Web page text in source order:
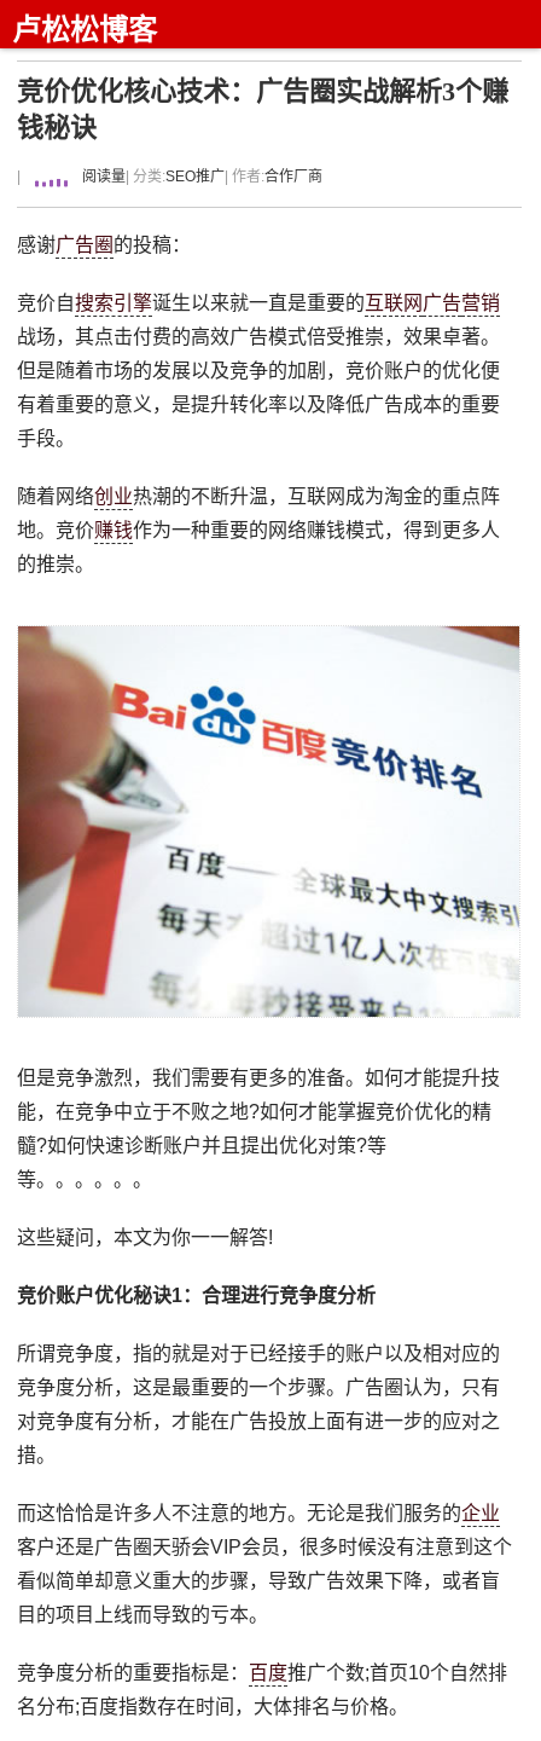
卢松松博客
竞价优化核心技术：广告圈实战解析3个赚
钱秘诀
阅读量 | 分类:SEO推广 | 作者:合作厂商
感谢广告圈 的投稿：
竞价自搜索引擎诞生以来就一直是重要的互联网 广告营销
战场，其点击付费的高效广告模式倍受推崇，效果卓著。
但是随着市场的发展以及竞争的加剧，竞价账户的优化便
有着重要的意义，是提升转化率以及降低广告成本的重要
手段。
随着网络创业热潮的不断升温，互联网成为淘金的重点阵
地。竞价赚钱作为一种重要的网络赚钱模式，得到更多人
的推崇。
但是竞争激烈，我们需要有更多的准备。如何才能提升技
能，在竞争中立于不败之地?如何才能掌握竞价优化的精
髓?如何快速诊断账户并且提出优化对策?等
等。。。。。。
这些疑问，本文为你一一解答!
竞价账户优化秘诀1：合理进行竞争度分析
所谓竞争度，指的就是对于已经接手的账户以及相对应的
竞争度分析，这是最重要的一个步骤。广告圈认为，只有
对竞争度有分析，才能在广告投放上面有进一步的应对之
措。
而这恰恰是许多人不注意的地方。无论是我们服务的企业
客户还是广告圈天骄会VIP会员，很多时候没有注意到这个
看似简单却意义重大的步骤，导致广告效果下降，或者盲
目的项目上线而导致的亏本。
竞争度分析的重要指标是： 百度推广个数;首页10个自然排
名分布;百度指数存在时间，大体排名与价格。